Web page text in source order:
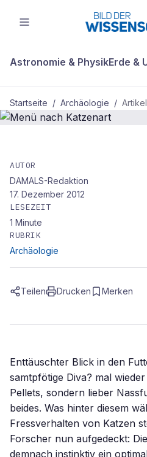
Astronomie & PhysikErde &
Startseite / Archäologie / Artikel
Menü nach
AUTOR
DAMALS-Redaktion
17. Dezember 2012
LESEZEIT
1 Minute
RUBRIK
Archäologie
Teilen Drucken Merken
Enttäuschter Blick in den
samtpfötige Diva? mal
Pellets, sondern lieber
beides. Was hinter diesem
Fressverhalten von Katzen
Forscher nun aufgedeckt:
demnach instinktiv ein